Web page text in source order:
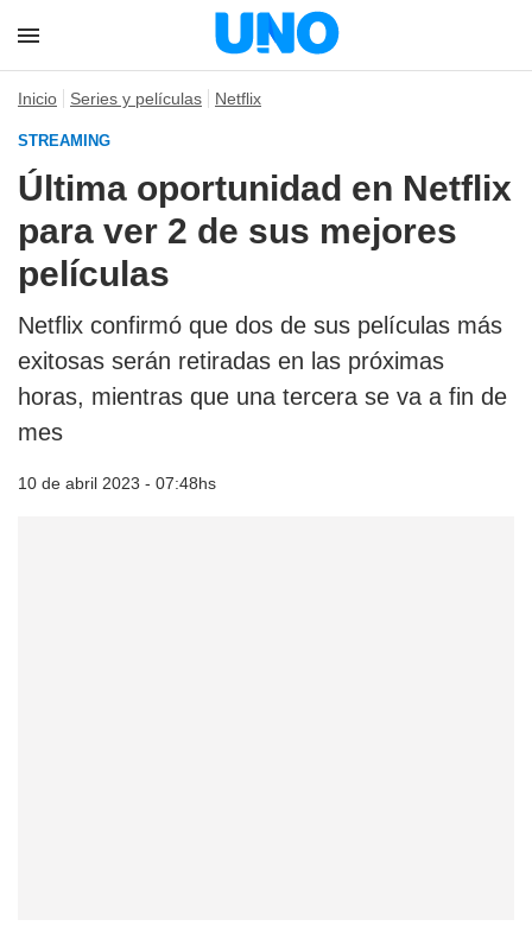
Inicio Series y películas Netflix
STREAMING
Última oportunidad en Netflix
para ver 2 de sus mejores
películas
Netflix confirmó que dos de sus películas más
exitosas serán retiradas en las próximas
horas, mientras que una tercera se va a fin de
mes
10 de abril 2023 - 07:48hs